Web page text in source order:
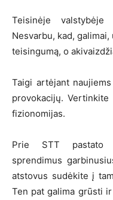
Teisinėje
Nesvarbu, kad,
teisingumą, o
Taigi artėjant
provokacijų.
fizionomijas.
Prie STT pastato
sprendimus
atstovus sudėkite į
Ten pat galima grūsti